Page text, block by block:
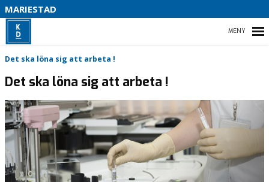
MARIESTAD
HEM
VAD VI STÅR FÖR!
DINA POLITIKER
DETTA VILL VI – VALET 2026
Det ska löna sig att arbeta !
Det ska löna sig att arbeta !